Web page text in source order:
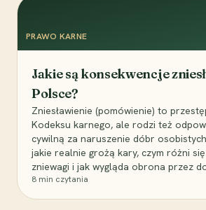
PRAWO KARNE
Jakie są konsekwencje
Polsce?
Zniesławienie (pomówienie) to
Kodeksu karnego, ale rodzi też
cywilną za naruszenie dóbr
jakie realnie grożą kary, czym różni
zniewagi i jak wygląda obrona przez
8 min czytania